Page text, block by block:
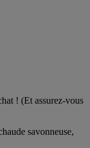
! (Et assurez-vous
savonneuse,